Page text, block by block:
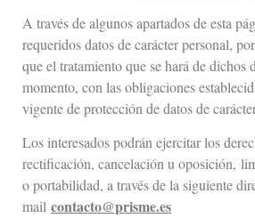
A través de algunos apartados de esta
requeridos datos de carácter personal,
que el tratamiento que se hará de dichos
momento, con las obligaciones
vigente de protección de datos de
Los interesados podrán ejercitar los
rectificación, cancelación u oposición,
o portabilidad, a través de la siguiente
mail contacto@prisme.es